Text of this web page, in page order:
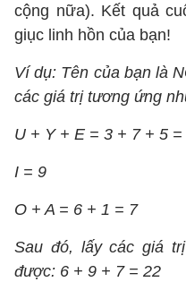
cộng nữa). Kết quả
giục linh hồn của bạn!
Ví dụ: Tên của bạn là
các giá trị tương ứng
U + Y + E = 3 + 7 + 5
I = 9
O + A = 6 + 1 = 7
Sau đó, lấy các giá
được: 6 + 9 + 7 = 22